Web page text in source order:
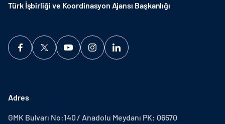
Türk İşbirliği ve Koordinasyon Ajansı Başkanlığı
Adres
GMK Bulvarı No:140 / Anadolu Meydanı PK: 06570